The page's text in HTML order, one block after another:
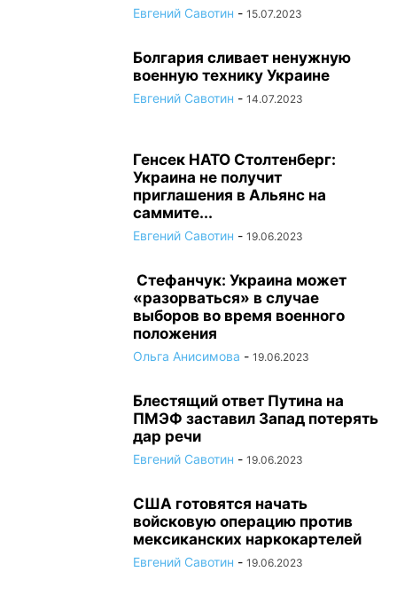
Евгений Савотин - 15.07.2023
Болгария сливает ненужную
военную технику Украине
Евгений Савотин - 14.07.2023
Генсек НАТО Столтенберг:
Украина не получит
приглашения в Альянс на
саммите...
Евгений Савотин - 19.06.2023
Стефанчук: Украина может
«разорваться» в случае
выборов во время военного
положения
Ольга Анисимова - 19.06.2023
Блестящий ответ Путина на
ПМЭФ заставил Запад потерять
дар речи
Евгений Савотин - 19.06.2023
США готовятся начать
войсковую операцию против
мексиканских наркокартелей
Евгений Савотин - 19.06.2023